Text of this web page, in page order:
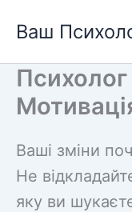
Ваш
Ваші зміни
Не
яку ви